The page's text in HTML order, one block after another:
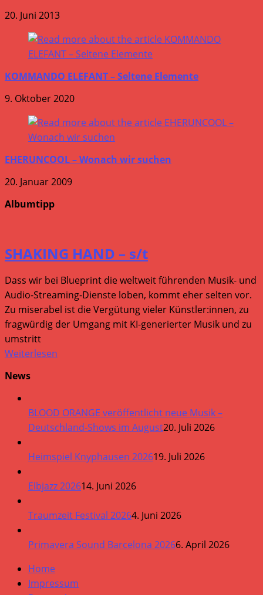
20. Juni 2013
KOMMANDO ELEFANT – Seltene Elemente
9. Oktober 2020
EHERUNCOOL – Wonach wir suchen
20. Januar 2009
Albumtipp
SHAKING HAND – s/t
Dass wir bei Blueprint die weltweit führenden Musik- und
Audio-Streaming-Dienste loben, kommt eher selten vor.
Zu miserabel ist die Vergütung vieler Künstler:innen, zu
fragwürdig der Umgang mit KI-generierter Musik und zu
umstritt
Weiterlesen
News
BLOOD ORANGE veröffentlicht neue Musik –
Deutschland-Shows im August20. Juli 2026
Heimspiel Knyphausen 202619. Juli 2026
Elbjazz 202614. Juni 2026
Traumzeit Festival 20264. Juni 2026
Primavera Sound Barcelona 20266. April 2026
Home
Impressum